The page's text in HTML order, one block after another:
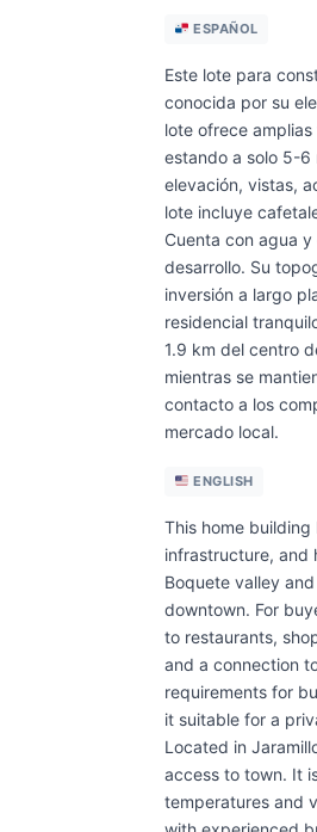
ESPAÑOL
Este lote para
conocida por su
lote ofrece
estando a solo 5-6
elevación, vistas,
lote incluye
Cuenta con agua
desarrollo. Su
inversión a largo
residencial
1.9 km del centro
mientras se
contacto a los
mercado local.
ENGLISH
This home
infrastructure, and
Boquete valley
downtown. For
to restaurants,
and a connection
requirements for
it suitable for a
Located in
access to town. It
temperatures and